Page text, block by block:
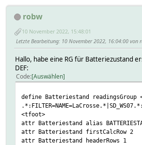
robw
10 November 2022, 15:48:01
Letzte Bearbeitung: 10 November 2022, 16:04:00 von
Hallo, habe eine RG für Batteriezustand
DEF:
Code Auswählen
define Batteriestand readingsGroup
<tfoot>
attr Batteriestand alias
attr Batteriestand firstCalcRow 2
attr Batteriestand headerRows 1